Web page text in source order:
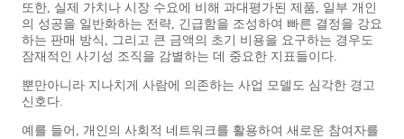
또한, 실제 가치나 시장 수요에 비해 과대평가된 제품, 일부 개인
의 성공을 일반화하는 전략, 긴급함을 조성하여 빠른 결정을 강요
하는 판매 방식, 그리고 큰 금액의 초기 비용을 요구하는 경우도
잠재적인 사기성 조직을 감별하는 데 중요한 지표들이다.
뿐만아니라 지나치게 사람에 의존하는 사업 모델도 심각한 경고
신호다.
예를 들어, 개인의 사회적 네트워크를 활용하여 새로운 참여자를